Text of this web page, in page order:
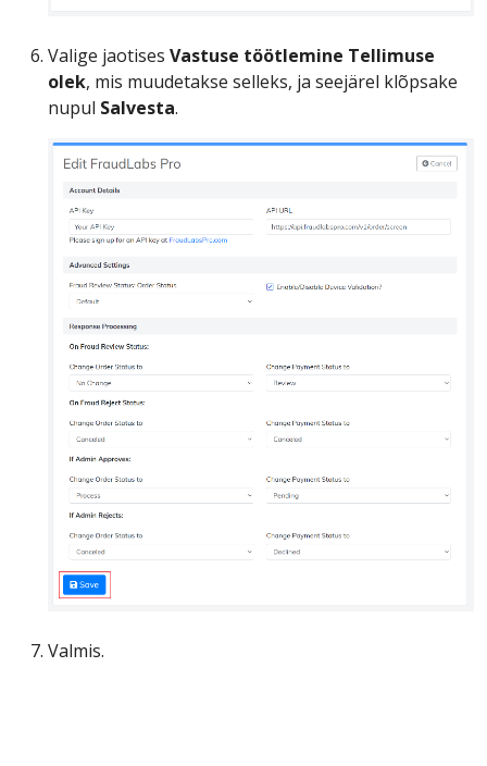
Valige jaotises Vastuse töötlemine Tellimuse
olek, mis muudetakse selleks, ja seejärel klõpsake
nupul Salvesta.
Valmis.